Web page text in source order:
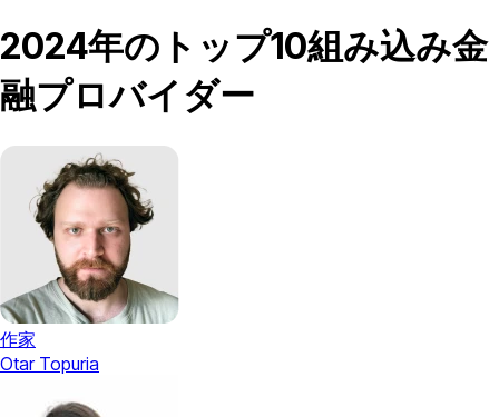
2024年のトップ10組み込み金
融プロバイダー
作家
Otar Topuria